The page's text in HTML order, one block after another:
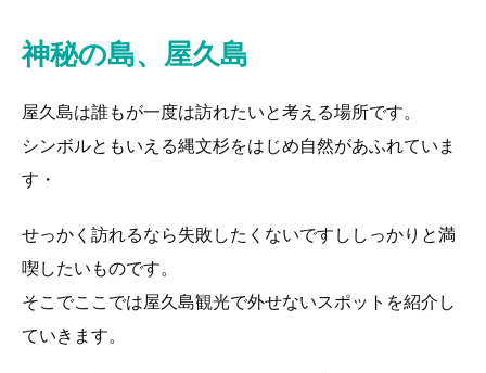
神秘の島、屋久島
屋久島は誰もが一度は訪れたいと考える場所です。
シンボルともいえる縄文杉をはじめ自然があふれていま
す・
せっかく訪れるなら失敗したくないですししっかりと満
喫したいものです。
そこでここでは屋久島観光で外せないスポットを紹介し
ていきます。